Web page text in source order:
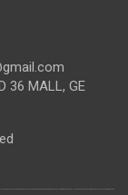
36 MALL, GE